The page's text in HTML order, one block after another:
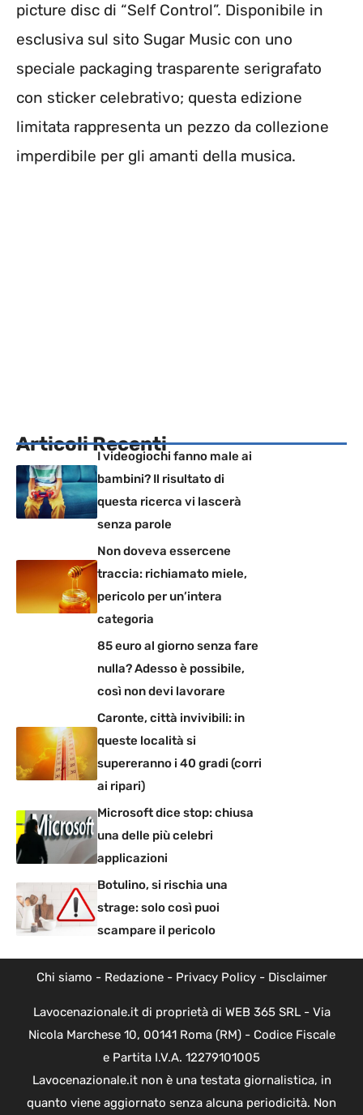
picture disc di “Self Control”. Disponibile in
esclusiva sul sito Sugar Music con uno
speciale packaging trasparente serigrafato
con sticker celebrativo; questa edizione
limitata rappresenta un pezzo da collezione
imperdibile per gli amanti della musica.
Articoli Recenti
I videogiochi fanno male ai
bambini? Il risultato di
questa ricerca vi lascerà
senza parole
Non doveva essercene
traccia: richiamato miele,
pericolo per un’intera
categoria
85 euro al giorno senza fare
nulla? Adesso è possibile,
così non devi lavorare
Caronte, città invivibili: in
queste località si
supereranno i 40 gradi (corri
ai ripari)
Microsoft dice stop: chiusa
una delle più celebri
applicazioni
Botulino, si rischia una
strage: solo così puoi
scampare il pericolo
Chi siamo - Redazione- Privacy Policy- Disclaimer
Lavocenazionale.it di proprietà di WEB 365 SRL - Via
Nicola Marchese 10, 00141 Roma (RM) - Codice Fiscale
e Partita I.V.A. 12279101005
Lavocenazionale.it non è una testata giornalistica, in
quanto viene aggiornato senza alcuna periodicità. Non